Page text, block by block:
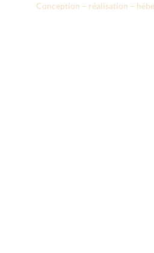
Conception – réalisation –